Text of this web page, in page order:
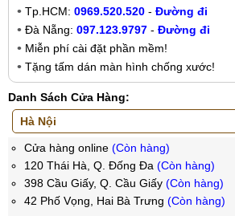
Tp.HCM: 0969.520.520 - Đường đi
Đà Nẵng: 097.123.9797 - Đường đi
Miễn phí cài đặt phần mềm!
Tặng tấm dán màn hình chống xước!
Danh Sách Cửa Hàng:
Cửa hàng online (Còn hàng)
120 Thái Hà, Q. Đống Đa (Còn hàng)
398 Cầu Giấy, Q. Cầu Giấy (Còn hàng)
42 Phố Vọng, Hai Bà Trưng (Còn hàng)